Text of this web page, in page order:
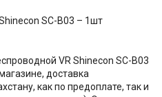
SC-B03 – 1шт
VR Shinecon SC-B03
доставка
как по предоплате, так и